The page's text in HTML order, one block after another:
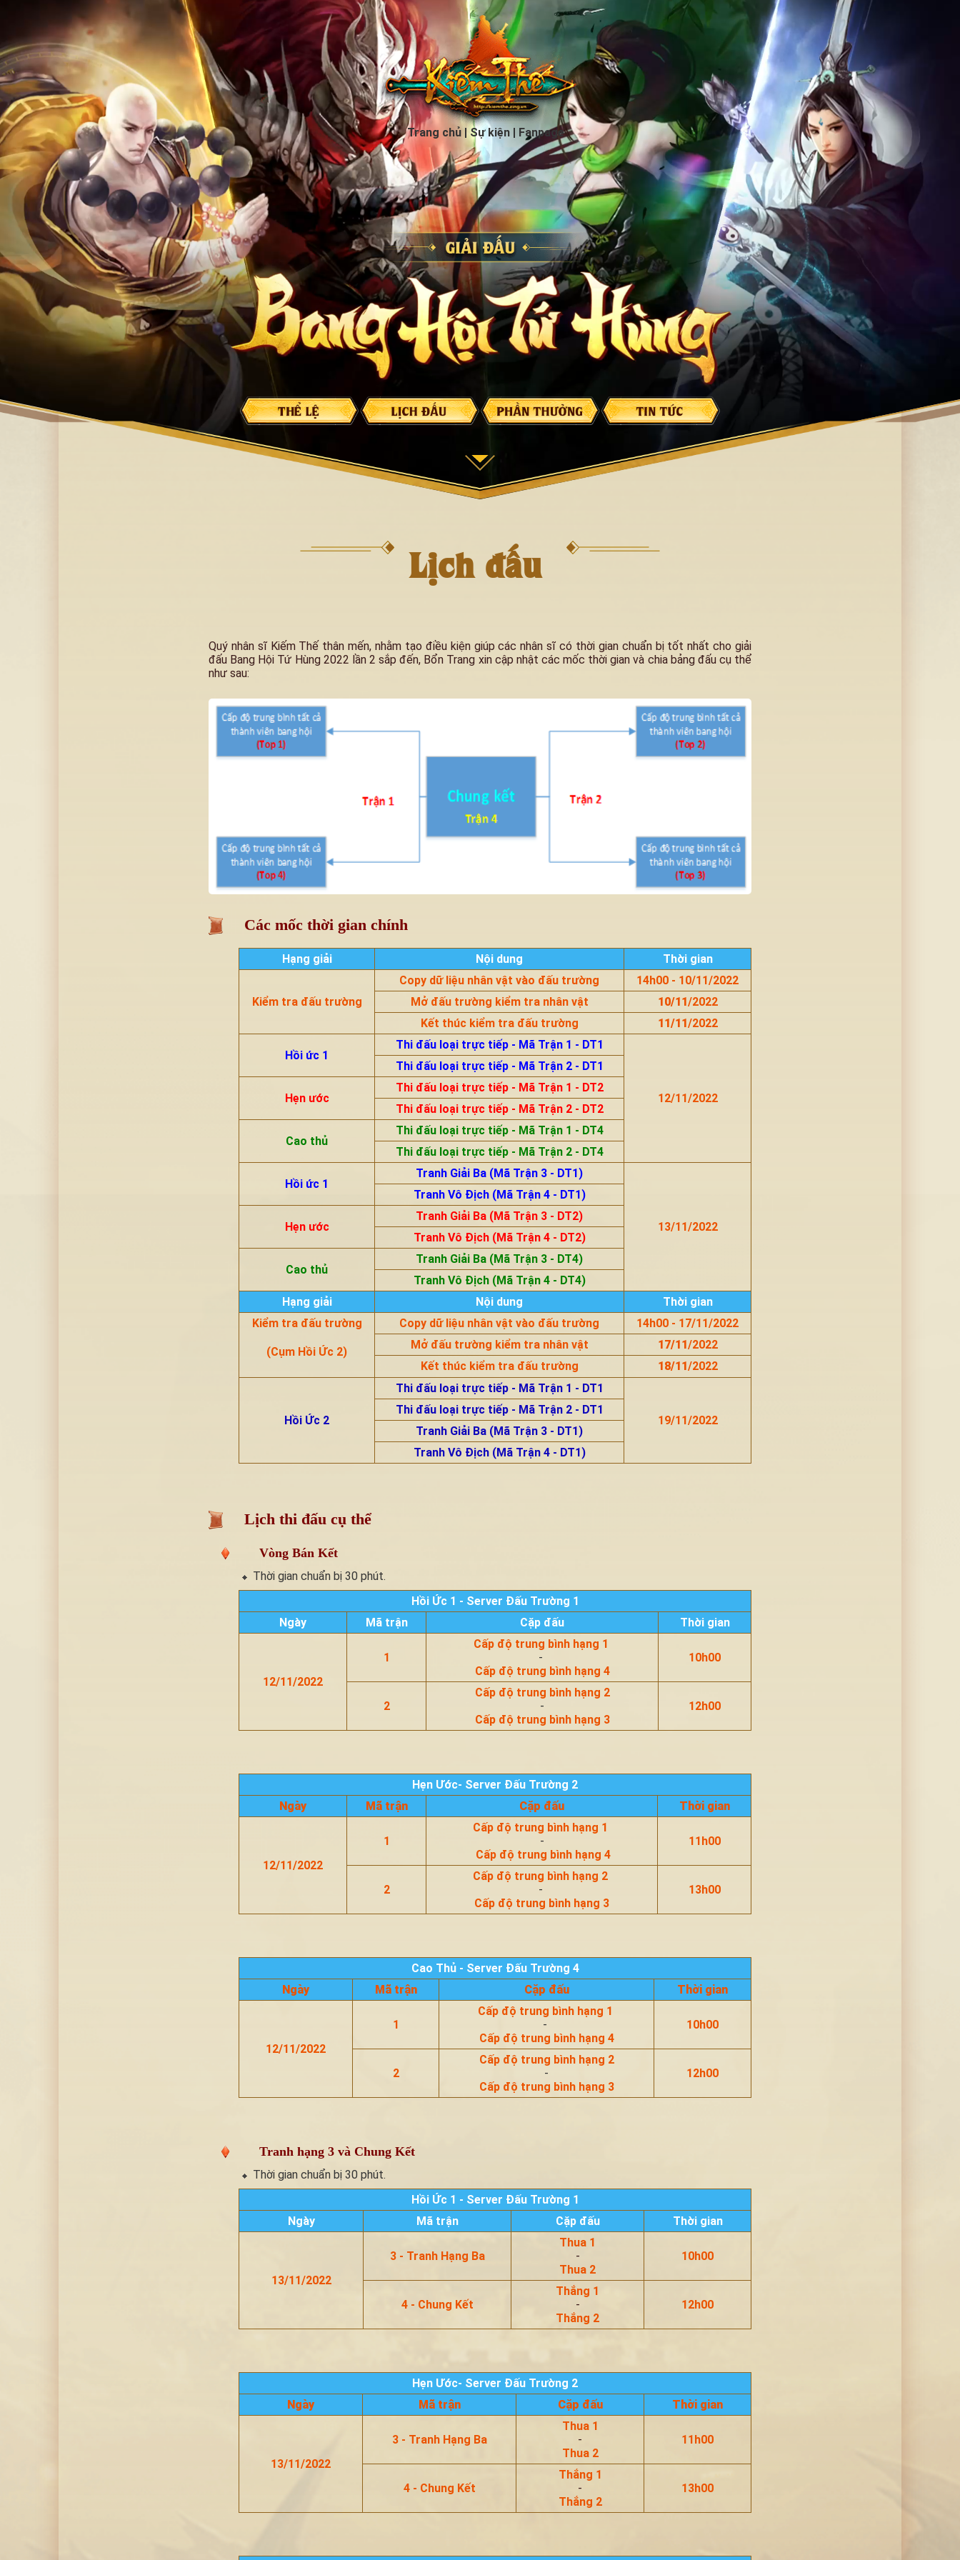
Trang chủ Sự kiện Fanpage
Lịch đấu
Quý nhân sĩ Kiếm Thế thân mến, nhằm tạo điều kiện giúp các nhân sĩ có thời gian chuẩn bị tốt nhất cho giải
đấu Bang Hội Tứ Hùng 2022 lần 2 sắp đến, Bổn Trang xin cập nhật các mốc thời gian và chia bảng đấu cụ thể
như sau:
Các mốc thời gian chính
Hạng giải Nội dung Thời gian
Kiểm tra đấu trường
Copy dữ liệu nhân vật vào đấu trường
14h00 - 10/11/2022
Mở đấu trường kiểm tra nhân vật
10/11/2022
Kết thúc kiểm tra đấu trường
11/11/2022
Hồi ức 1
Thi đấu loại trực tiếp - Mã Trận 1 - DT1
12/11/2022
Thi đấu loại trực tiếp - Mã Trận 2 - DT1
Hẹn ước
Thi đấu loại trực tiếp - Mã Trận 1 - DT2
Thi đấu loại trực tiếp - Mã Trận 2 - DT2
Cao thủ
Thi đấu loại trực tiếp - Mã Trận 1 - DT4
Thi đấu loại trực tiếp - Mã Trận 2 - DT4
Hồi ức 1
Tranh Giải Ba (Mã Trận 3 - DT1)
13/11/2022
Tranh Vô Địch (Mã Trận 4 - DT1)
Hẹn ước
Tranh Giải Ba (Mã Trận 3 - DT2)
Tranh Vô Địch (Mã Trận 4 - DT2)
Cao thủ
Tranh Giải Ba (Mã Trận 3 - DT4)
Tranh Vô Địch (Mã Trận 4 - DT4)
Hạng giải
Nội dung
Thời gian
Kiểm tra đấu trường
(Cụm Hồi Ức 2)
Copy dữ liệu nhân vật vào đấu trường
14h00 - 17/11/2022
Mở đấu trường kiểm tra nhân vật
17/11/2022
Kết thúc kiểm tra đấu trường
18/11/2022
Hồi Ức 2
Thi đấu loại trực tiếp - Mã Trận 1 - DT1
19/11/2022
Thi đấu loại trực tiếp - Mã Trận 2 - DT1
Tranh Giải Ba (Mã Trận 3 - DT1)
Tranh Vô Địch (Mã Trận 4 - DT1)
Lịch thi đấu cụ thể
Vòng Bán Kết
Thời gian chuẩn bị 30 phút.
Hồi Ức 1 - Server Đấu Trường 1
Ngày
Mã trận Cặp đấu Thời gian
12/11/2022
1
Cấp độ trung bình hạng 1
-
Cấp độ trung bình hạng 4
10h00
2
Cấp độ trung bình hạng 2
-
Cấp độ trung bình hạng 3
12h00
Hẹn Ước- Server Đấu Trường 2
Ngày
Mã trận Cặp đấu Thời gian
12/11/2022
1
Cấp độ trung bình hạng 1
-
Cấp độ trung bình hạng 4
11h00
2
Cấp độ trung bình hạng 2
-
Cấp độ trung bình hạng 3
13h00
Cao Thủ - Server Đấu Trường 4
Ngày
Mã trận Cặp đấu Thời gian
12/11/2022
1
Cấp độ trung bình hạng 1
-
Cấp độ trung bình hạng 4
10h00
2
Cấp độ trung bình hạng 2
-
Cấp độ trung bình hạng 3
12h00
Tranh hạng 3 và Chung Kết
Thời gian chuẩn bị 30 phút.
Hồi Ức 1 - Server Đấu Trường 1
Ngày
Mã trận Cặp đấu Thời gian
13/11/2022
3 - Tranh Hạng Ba
Thua 1
-
Thua 2
10h00
4 - Chung Kết
Thắng 1
-
Thắng 2
12h00
Hẹn Ước- Server Đấu Trường 2
Ngày
Mã trận Cặp đấu Thời gian
13/11/2022
3 - Tranh Hạng Ba
Thua 1
-
Thua 2
11h00
4 - Chung Kết
Thắng 1
-
Thắng 2
13h00